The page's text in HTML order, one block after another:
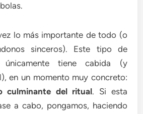
lo más importante de todo (o
sinceros). Este tipo de
únicamente tiene cabida (y
en un momento muy concreto:
culminante del ritual. Si esta
a cabo, pongamos, haciendo